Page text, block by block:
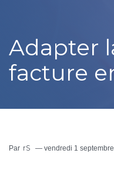
Adapter
facture
Par rS — vendredi 1